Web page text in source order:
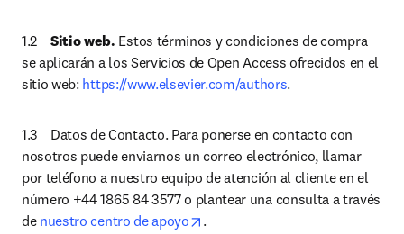
Sitio web. Estos términos y condiciones de compra
se aplicarán a los Servicios de Open Access ofrecidos en el
sitio web: https://www.elsevier.com/authors.
1.3	Datos de Contacto. Para ponerse en contacto con
nosotros puede enviarnos un correo electrónico, llamar
por teléfono a nuestro equipo de atención al cliente en el
número +44 1865 84 3577 o plantear una consulta a través
de nuestro centro de apoyo .